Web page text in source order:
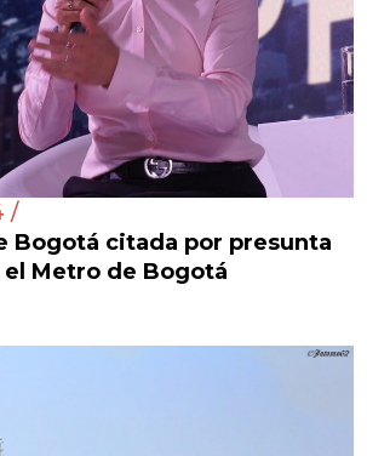
/
Bogotá citada por presunta
Metro de Bogotá